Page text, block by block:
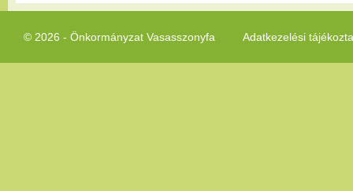
© 2026 - Önkormányzat Vasasszonyfa Adatkezelési